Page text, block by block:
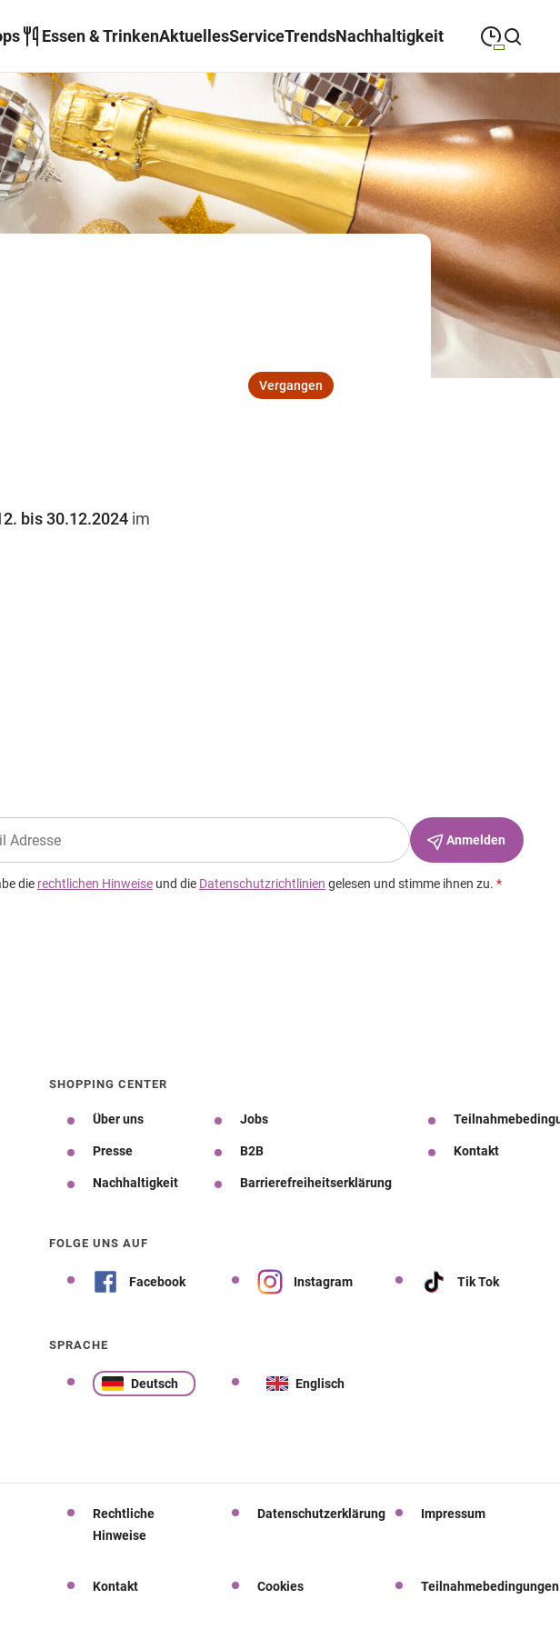
Essen & TrinkenAktuellesServiceTrendsNachhaltigkeit
Suche schließenMontag
MONTAG 09:00
Dienstag
DIENSTAG 09:00—19:00
Mittwoch
MITTWOCH 09:00— 19:00
09:00—19:00
09:00 19:00
18:00
Vergangen
bis 30.12.2024im
SHOPPING CENTER
Über uns Jobs
Presse B2B Kontakt
Nachhaltigkeit Barrierefreiheitserklärung
FOLGE UNS AUF
Facebook Instagram Tik Tok
SPRACHE
Deutsch Englisch
Rechtliche
Hinweise
Datenschutzerklärung Impressum
Kontakt Cookies Teilnahmebedingungen